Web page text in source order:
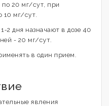
20 мг/сут, при
10 мг/сут.
2 дня назначают в дозе 40
- 20 мг/сут.
в один прием.
явления